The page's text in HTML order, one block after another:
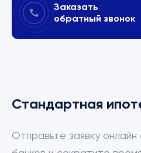
Заказать
обратный звонок
Стандартная
Отправьте заявку онлайн